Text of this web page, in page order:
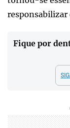
responsabilizar
Fique por